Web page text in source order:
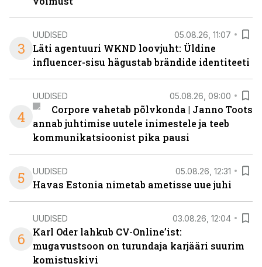
3
UUDISED 05.08.26, 11:07
Läti agentuuri WKND loovjuht: Üldine
influencer-sisu hägustab brändide identiteeti
4
UUDISED 05.08.26, 09:00
Corpore vahetab põlvkonda | Janno Toots
annab juhtimise uutele inimestele ja teeb
kommunikatsioonist pika pausi
5 UUDISED 05.08.26, 12:31
Havas Estonia nimetab ametisse uue juhi
6
UUDISED 03.08.26, 12:04
Karl Oder lahkub CV-Online’ist:
mugavustsoon on turundaja karjääri suurim
komistuskivi